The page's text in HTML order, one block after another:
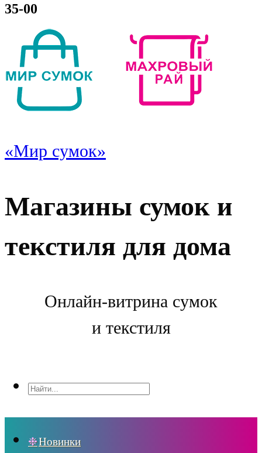
35-00
«Мир сумок»
Магазины сумок и
текстиля для дома
Онлайн-витрина сумок
и текстиля
Новинки